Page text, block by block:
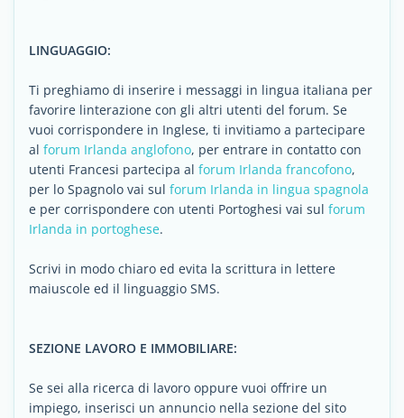
LINGUAGGIO:
Ti preghiamo di inserire i messaggi in lingua italiana per
favorire linterazione con gli altri utenti del forum. Se
vuoi corrispondere in Inglese, ti invitiamo a partecipare
al forum Irlanda anglofono, per entrare in contatto con
utenti Francesi partecipa al forum Irlanda francofono,
per lo Spagnolo vai sul forum Irlanda in lingua spagnola
e per corrispondere con utenti Portoghesi vai sul forum
Irlanda in portoghese.
Scrivi in modo chiaro ed evita la scrittura in lettere
maiuscole ed il linguaggio SMS.
SEZIONE LAVORO E IMMOBILIARE:
Se sei alla ricerca di lavoro oppure vuoi offrire un
impiego, inserisci un annuncio nella sezione del sito